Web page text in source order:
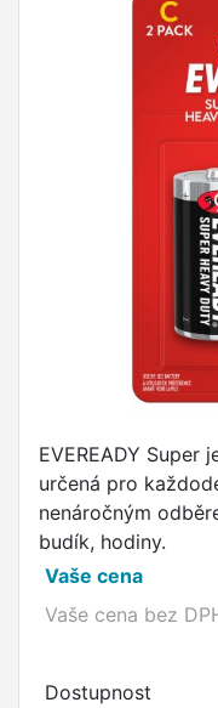
EVEREADY
určená pro
nenáročným
budík, hodiny.
Vaše cena
Vaše cena bez
Dostupnost